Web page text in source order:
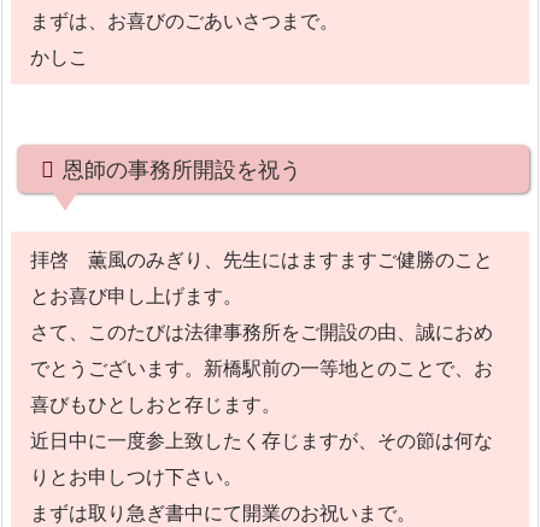
まずは、お喜びのごあいさつまで。
かしこ
恩師の事務所開設を祝う
拝啓 薫風のみぎり、先生にはますますご健勝のこと
とお喜び申し上げます。
さて、このたびは法律事務所をご開設の由、誠におめ
でとうございます。新橋駅前の一等地とのことで、お
喜びもひとしおと存じます。
近日中に一度参上致したく存じますが、その節は何な
りとお申しつけ下さい。
まずは取り急ぎ書中にて開業のお祝いまで。